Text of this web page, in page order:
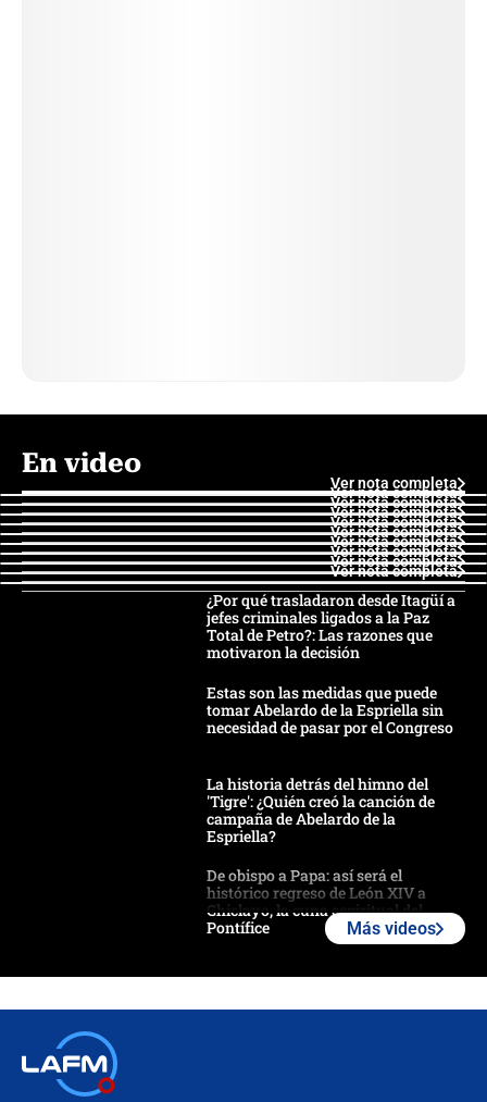
En video
Ver nota completa
Ver nota completa
Ver nota completa
Ver nota completa
Ver nota completa
Ver nota completa
Ver nota completa
Ver nota completa
Ver nota completa
Ver nota completa
¿Por qué trasladaron desde Itagüí a
jefes criminales ligados a la Paz
Total de Petro?: Las razones que
motivaron la decisión
Estas son las medidas que puede
tomar Abelardo de la Espriella sin
necesidad de pasar por el Congreso
La historia detrás del himno del
'Tigre': ¿Quién creó la canción de
campaña de Abelardo de la
Espriella?
De obispo a Papa: así será el
histórico regreso de León XIV a
Chiclayo, la cuna espiritual del
Pontífice
Más videos